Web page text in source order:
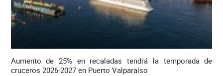
Aumento de 25% en recaladas tendrá la temporada de
cruceros 2026-2027 en Puerto Valparaíso